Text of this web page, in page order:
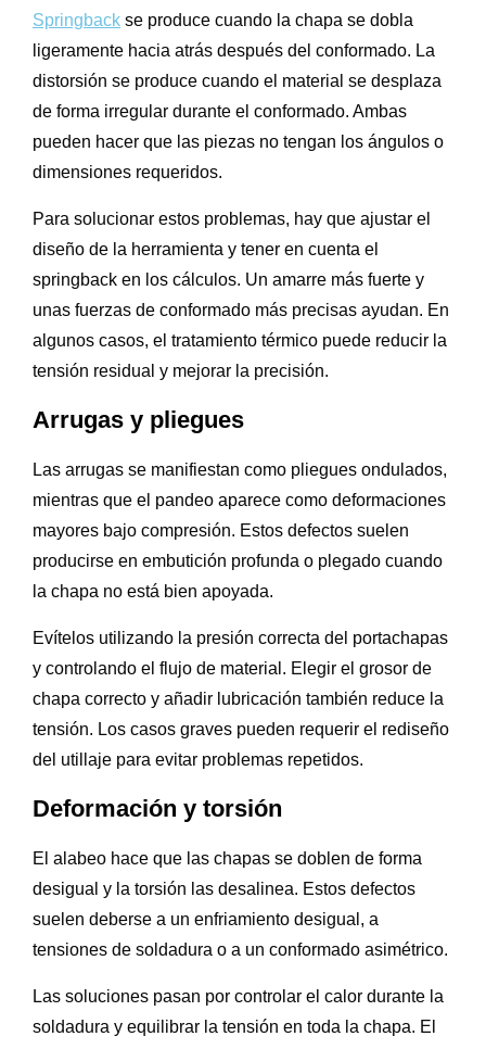
Springback se produce cuando la chapa se dobla
ligeramente hacia atrás después del conformado. La
distorsión se produce cuando el material se desplaza
de forma irregular durante el conformado. Ambas
pueden hacer que las piezas no tengan los ángulos o
dimensiones requeridos.
Para solucionar estos problemas, hay que ajustar el
diseño de la herramienta y tener en cuenta el
springback en los cálculos. Un amarre más fuerte y
unas fuerzas de conformado más precisas ayudan. En
algunos casos, el tratamiento térmico puede reducir la
tensión residual y mejorar la precisión.
Arrugas y pliegues
Las arrugas se manifiestan como pliegues ondulados,
mientras que el pandeo aparece como deformaciones
mayores bajo compresión. Estos defectos suelen
producirse en embutición profunda o plegado cuando
la chapa no está bien apoyada.
Evítelos utilizando la presión correcta del portachapas
y controlando el flujo de material. Elegir el grosor de
chapa correcto y añadir lubricación también reduce la
tensión. Los casos graves pueden requerir el rediseño
del utillaje para evitar problemas repetidos.
Deformación y torsión
El alabeo hace que las chapas se doblen de forma
desigual y la torsión las desalinea. Estos defectos
suelen deberse a un enfriamiento desigual, a
tensiones de soldadura o a un conformado asimétrico.
Las soluciones pasan por controlar el calor durante la
soldadura y equilibrar la tensión en toda la chapa. El